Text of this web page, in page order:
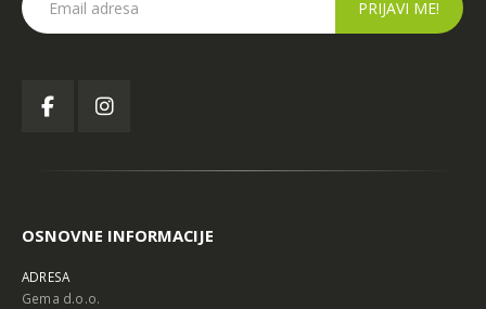
OSNOVNE INFORMACIJE
ADRESA
Gema d.o.o.